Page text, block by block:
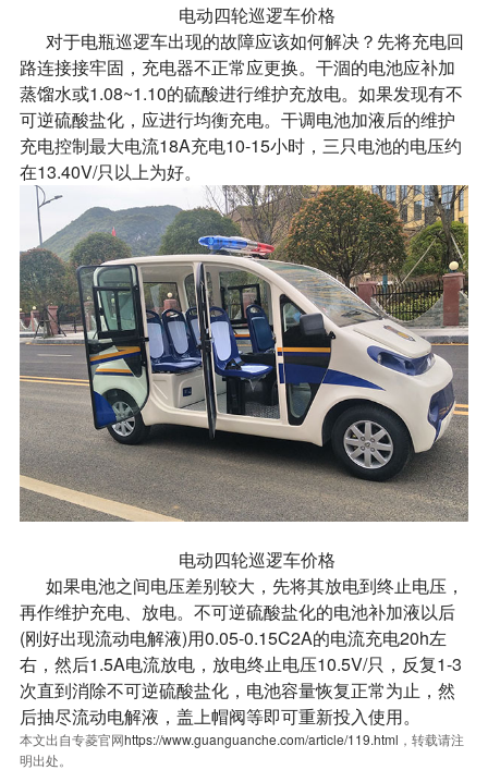
电动四轮巡逻车价格
对于电瓶巡逻车出现的故障应该如何解决？先将充电回
路连接接牢固，充电器不正常应更换。干涸的电池应补加
蒸馏水或1.08~1.10的硫酸进行维护充放电。如果发现有不
可逆硫酸盐化，应进行均衡充电。干调电池加液后的维护
充电控制最大电流18A充电10-15小时，三只电池的电压约
在13.40V/只以上为好。
电动四轮巡逻车价格
如果电池之间电压差别较大，先将其放电到终止电压，
再作维护充电、放电。不可逆硫酸盐化的电池补加液以后
(刚好出现流动电解液)用0.05-0.15C2A的电流充电20h左
右，然后1.5A电流放电，放电终止电压10.5V/只，反复1-3
次直到消除不可逆硫酸盐化，电池容量恢复正常为止，然
后抽尽流动电解液，盖上帽阀等即可重新投入使用。
本文出自专菱官网https://www.guanguanche.com/article/119.html ，转载请注
明出处。